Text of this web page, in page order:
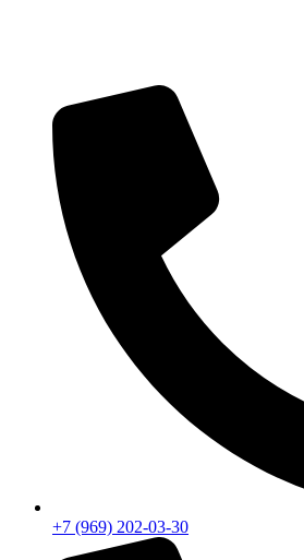
+7 (969) 202-03-30